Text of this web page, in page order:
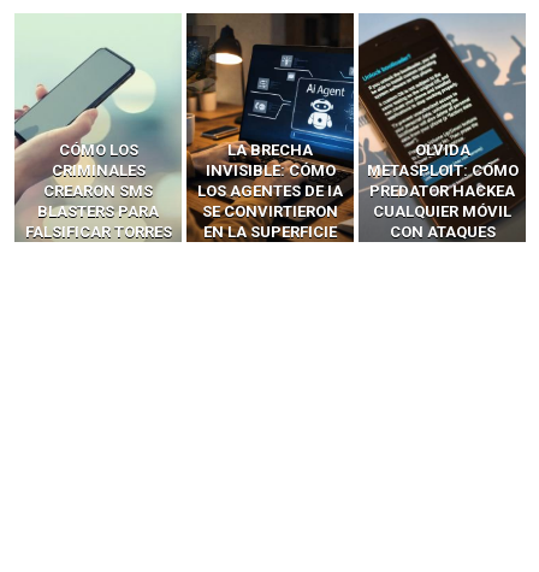
LA BRECHA
INVISIBLE: CÓMO
LOS AGENTES DE IA
SE CONVIRTIERON
EN LA SUPERFICIE
OLVIDA
METASPLOIT: CÓMO
PREDATOR HACKEA
CUALQUIER MÓVIL
CON ATAQUES
CÓMO LOS HACKERS
INTERCEPTAN OTPS
Y LLAMADAS
MÓVILES SIN
‘HACKEAR’ — EL